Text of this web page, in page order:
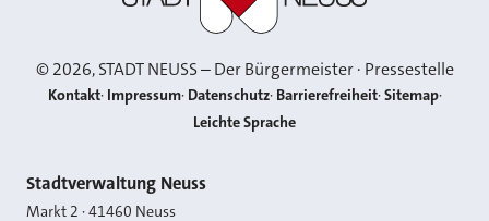
©2026, STADT NEUSS – Der Bürgermeister · Pressestelle
Kontakt Impressum Datenschutz Barrierefreiheit Sitemap
Leichte Sprache
Kontakt
Stadtverwaltung Neuss
Markt 2 ·41460 Neuss